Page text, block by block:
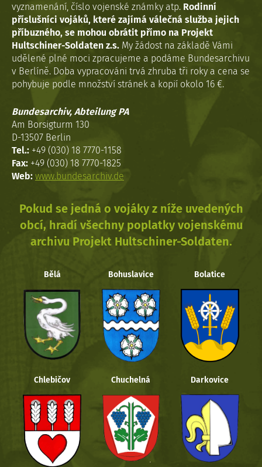
vyznamenání, číslo vojenské známky atp. Rodinní
příslušníci vojáků, které zajímá válečná služba jejich
příbuzného, se mohou obrátit přímo na Projekt
Hultschiner-Soldaten z.s. My žádost na základě Vámi
udělené plné moci zpracujeme a podáme Bundesarchivu
v Berlíně. Doba vypracováni trvá zhruba tři roky a cena se
pohybuje podle množství stránek a kopií okolo 16 €.
Bundesarchiv, Abteilung PA
Am Borsigturm 130
D-13507 Berlin
Tel.: +49 (030) 18 7770-1158
Fax: +49 (030) 18 7770-1825
Web: www.bundesarchiv.de
Pokud se jedná o vojáky z níže uvedených
obcí, hradí všechny poplatky vojenskému
archivu Projekt Hultschiner-Soldaten.
Bělá Bohuslavice Bolatice
Chlebičov Chuchelná Darkovice